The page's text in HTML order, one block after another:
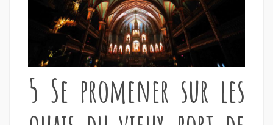
5 Se promener sur les